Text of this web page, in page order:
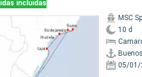
incluidas
MSC
10 d
05/01/